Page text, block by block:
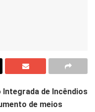
de Incêndios
de meios